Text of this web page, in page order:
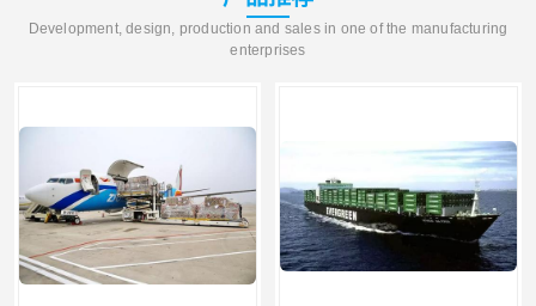
Development, design, production and sales in one of the manufacturing
enterprises